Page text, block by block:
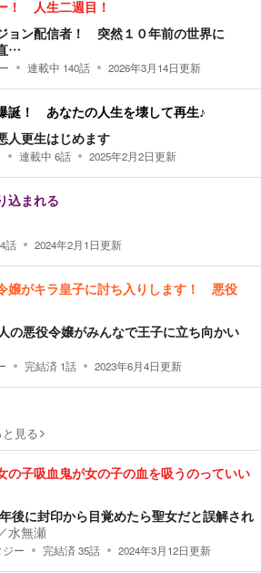
！ 人生二週目！
ョン配信者！ 突然１０年前の世界に
…
連載中 140話 2026年3月14日更新
誕！ あなたの人生を壊して再生♪
人更生はじめます
連載中 6話 2025年2月2日更新
込まれる
話 2024年2月1日更新
嬢がキラ皇子に討ち入りします！ 悪役
悪役令嬢がみんなで王子に立ち向かい
完結済 1話 2023年6月4日更新
と見る
子吸血鬼が女の子の血を吸うのっていい
後に封印から目覚めたら聖女だと誤解され
水無瀬
ー 完結済35話 2024年3月12日更新